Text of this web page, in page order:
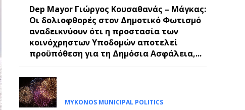
Dep Mayor Γιώργος Κουσαθανάς – Μάγκας:
Οι δολιοφθορές στον Δημοτικό Φωτισμό
αναδεικνύουν ότι η προστασία των
κοινόχρηστων Υποδομών αποτελεί
προϋπόθεση για τη Δημόσια Ασφάλεια,...
MYKONOS MUNICIPAL POLITICS